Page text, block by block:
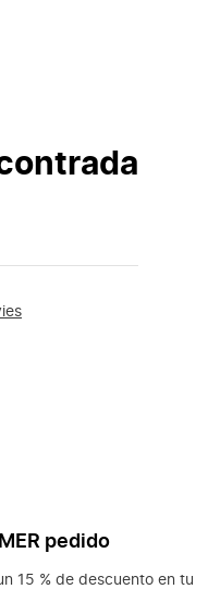
pedido
15 % de descuento en tu